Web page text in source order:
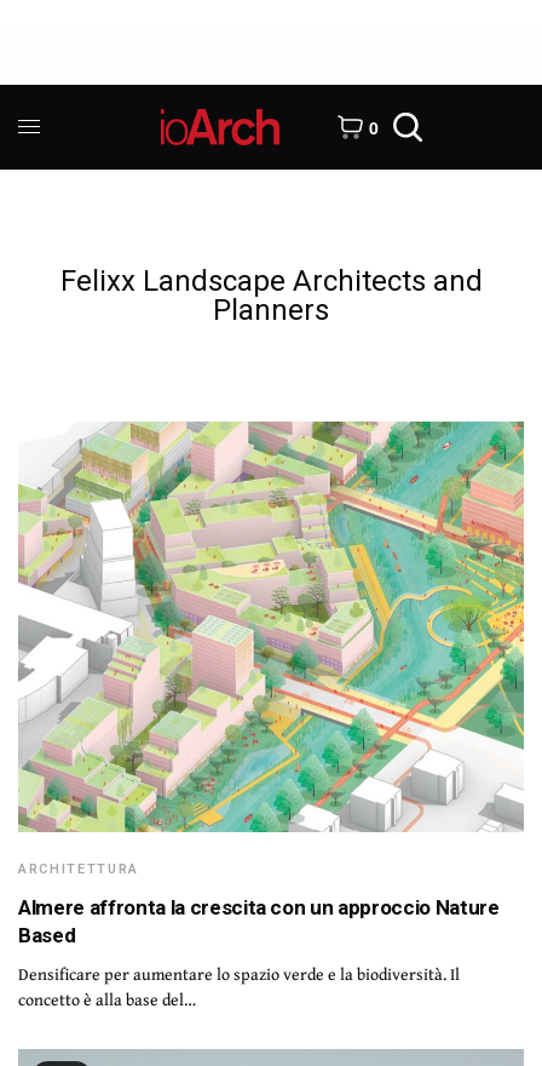
0
Felixx Landscape Architects and
Planners
ARCHITETTURA
Almere affronta la crescita con un approccio Nature
Based
Densificare per aumentare lo spazio verde e la biodiversità. Il
concetto è alla base del…